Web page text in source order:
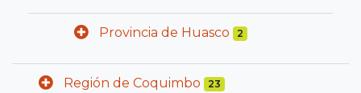
Provincia de Huasco 2
Región de Coquimbo 23